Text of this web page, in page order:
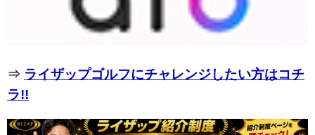
⇒ ライザップゴルフにチャレンジしたい方はコチ
ラ!!